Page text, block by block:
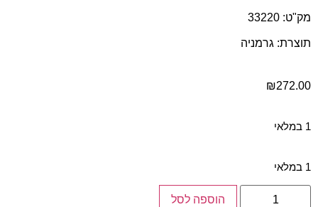
מק"ט: 33220
תוצרת: גרמניה
₪272.00
1 במלאי
1 במלאי
הוספה לסל